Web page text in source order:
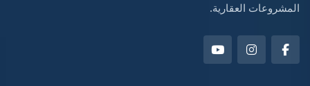
المشروعات العقارية.